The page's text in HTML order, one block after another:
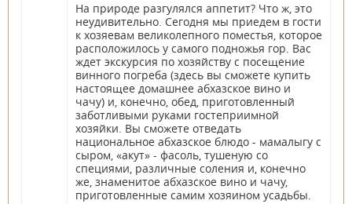
На природе разгулялся аппетит? Что ж, это
неудивительно. Сегодня мы приедем в гости
к хозяевам великолепного поместья, которое
расположилось у самого подножья гор. Вас
ждет экскурсия по хозяйству с посещение
винного погреба (здесь вы сможете купить
настоящее домашнее абхазское вино и
чачу) и, конечно, обед, приготовленный
заботливыми руками гостеприимной
хозяйки. Вы сможете отведать
национальное абхазское блюдо - мамалыгу с
сыром, «акут» - фасоль, тушеную со
специями, различные соления и, конечно
же, знаменитое абхазское вино и чачу,
приготовленные самим хозяином усадьбы.